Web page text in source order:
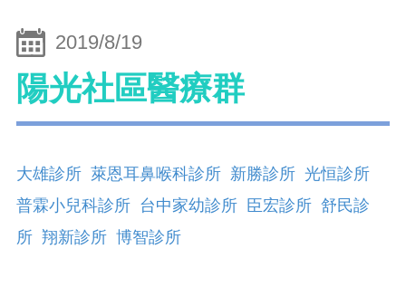
2019/8/19
陽光社區醫療群
大雄診所 萊恩耳鼻喉科診所 新勝診所 光恒診所
普霖小兒科診所 台中家幼診所 臣宏診所 舒民診
所 翔新診所 博智診所